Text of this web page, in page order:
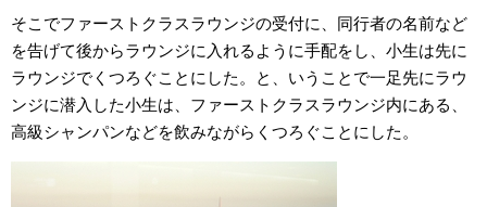
そこでファーストクラスラウンジの受付に、同行者の名前など
を告げて後からラウンジに入れるように手配をし、小生は先に
ラウンジでくつろぐことにした。と、いうことで一足先にラウ
ンジに潜入した小生は、ファーストクラスラウンジ内にある、
高級シャンパンなどを飲みながらくつろぐことにした。